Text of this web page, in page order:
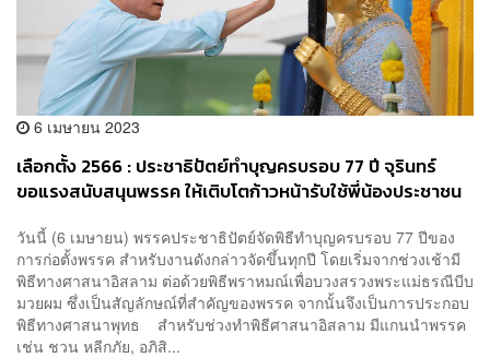
6 เมษายน 2023
เลือกตั้ง 2566 : ประชาธิปัตย์ทำบุญครบรอบ 77 ปี จุรินทร์
ขอแรงสนับสนุนพรรค ให้เติบโตก้าวหน้ารับใช้พี่น้องประชาชน
วันนี้ (6 เมษายน) พรรคประชาธิปัตย์จัดพิธีทำบุญครบรอบ 77 ปีของ
การก่อตั้งพรรค สำหรับงานดังกล่าวจัดขึ้นทุกปี โดยเริ่มจากช่วงเช้ามี
พิธีทางศาสนาอิสลาม ต่อด้วยพิธีพราหมณ์เพื่อบวงสรวงพระแม่ธรณีบีบ
มวยผม ซึ่งเป็นสัญลักษณ์ที่สำคัญของพรรค จากนั้นจึงเป็นการประกอบ
พิธีทางศาสนาพุทธ สำหรับช่วงทำพิธีศาสนาอิสลาม มีแกนนำพรรค
เช่น ชวน หลีกภัย, อภิสิ...